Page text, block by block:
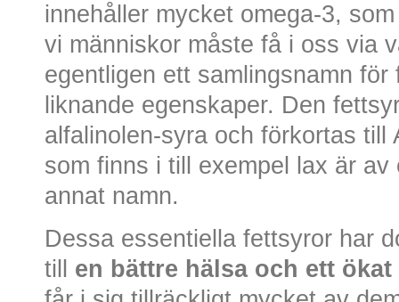
innehåller mycket omega-3,
vi människor måste få i oss via
egentligen ett samlingsnamn
liknande egenskaper. Den
alfalinolen-syra och förkortas till
som finns i till exempel lax är
annat namn.
Dessa essentiella fettsyror har
till en bättre hälsa och ett ökat